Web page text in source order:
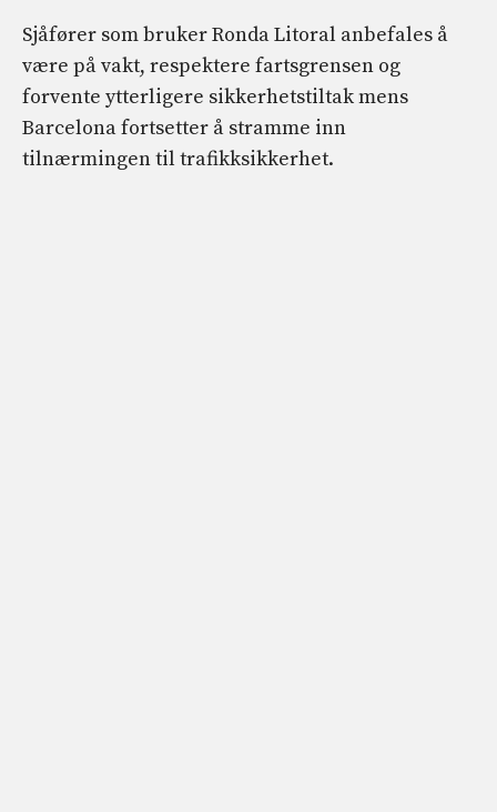
Sjåfører som bruker Ronda Litoral anbefales å
være på vakt, respektere fartsgrensen og
forvente ytterligere sikkerhetstiltak mens
Barcelona fortsetter å stramme inn
tilnærmingen til trafikksikkerhet.